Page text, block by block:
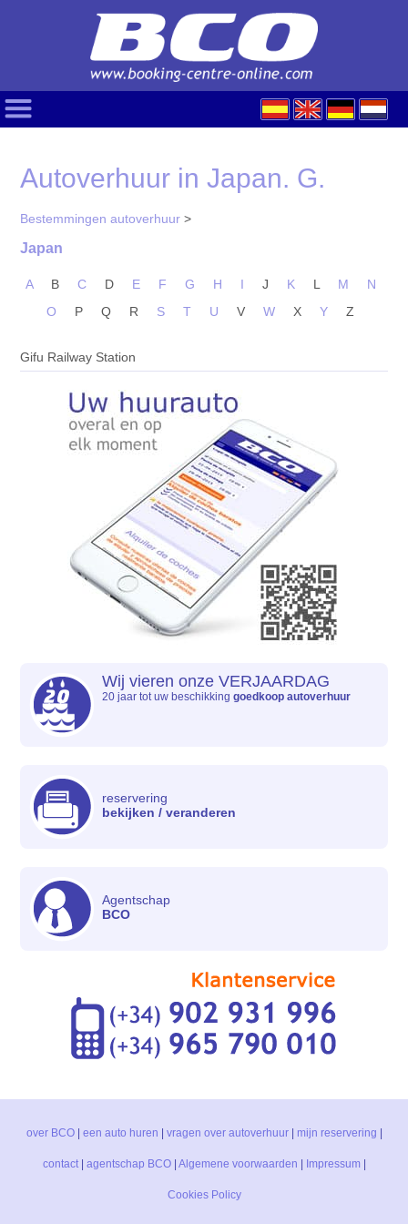
Autoverhuur in Japan. G.
Bestemmingen autoverhuur >
Japan
A B C D E F G H I J K L M
N
O
P Q R S T U V W X Y Z
Gifu Railway Station
Wij vieren onze VERJAARDAG
20 jaar tot uw beschikkinggoedkoop autoverhuur
reservering
bekijken / veranderen
Agentschap
BCO
over BCO| een auto huren | vragen over autoverhuur| mijn reservering |
contact| agentschap BCO| Algemene voorwaarden | Impressum|
Cookies Policy